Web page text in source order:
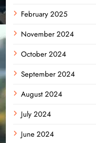
February 2025
November 2024
October 2024
September 2024
August 2024
July 2024
June 2024